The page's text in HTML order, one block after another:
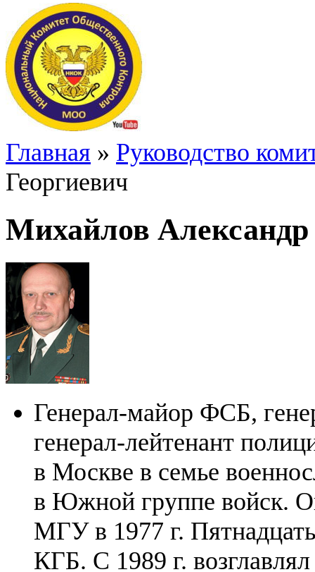
Главная » Руководство
Георгиевич
Михайлов Александр
Генерал-майор ФСБ,
генерал-лейтенант
в Москве в семье
в Южной группе войск.
МГУ в 1977 г.
КГБ. С 1989 г.